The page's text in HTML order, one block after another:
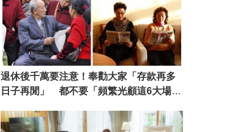
退休後千萬要注意！奉勸大家「存款再多
日子再閒」 都不要「頻繁光顧這6大場